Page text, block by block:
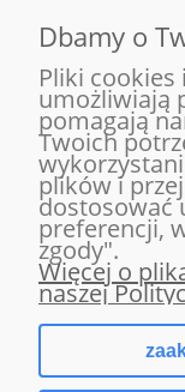
MOJE KONTO
PŁATNOŚCI I
INFORMACJE
O NAS
Dbamy o
Pliki
umożliwiają
pomagają
Twoich
plików i
dostosować
preferencji,
zgody".
Więcej o
naszej